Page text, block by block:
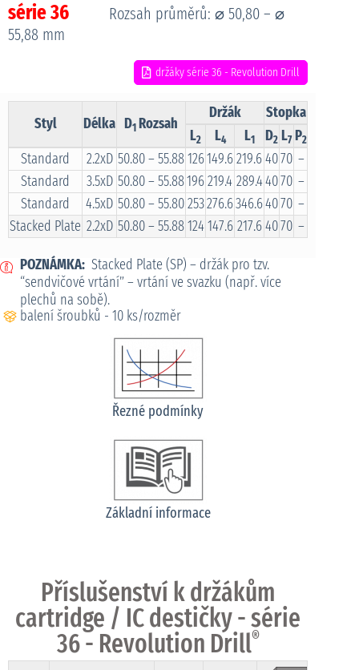
série 36
Rozsah průměrů: ⌀ 50,80 – ⌀
55,88 mm
držáky série 36 - Revolution Drill
Styl Délka D1Rozsah
Držák Stopka
L2 L4 L1 D2 L7 P2
Standard 2.2xD 50.80 – 55.88126149.6219.64070 –
Standard
3.5xD 50.80 – 55.88196219.4 289.44070 –
Standard
4.5xD 50.80 – 55.80253276.6346.64070 –
Stacked Plate 2.2xD 50.80 – 55.88124 147.6 217.6 4070 –
POZNÁMKA: Stacked Plate (SP) – držák pro tzv.
“sendvičové vrtání” – vrtání ve svazku (např. více
plechů na sobě).
balení šroubků - 10 ks/rozměr
Řezné podmínky
Základní informace
Příslušenství k držákům
cartridge / IC destičky - série
36 - Revolution Drill®